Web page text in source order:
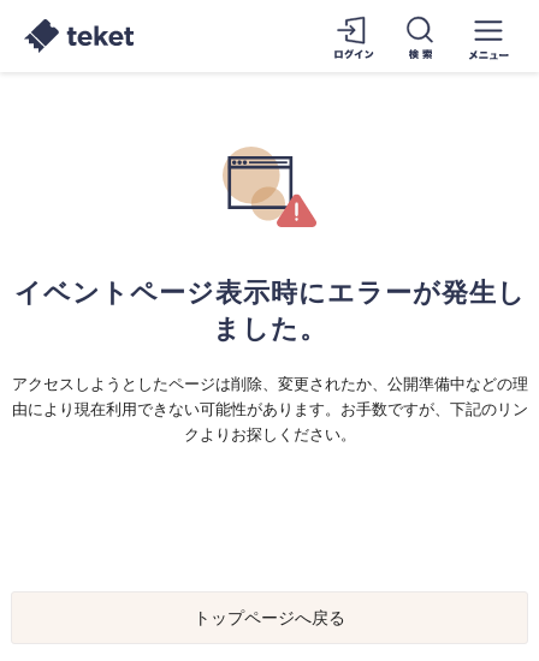
イベントページ表示時にエラーが発生し
ました。
アクセスしようとしたページは削除、変更されたか、公開準備中などの理
由により現在利用できない可能性があります。お手数ですが、下記のリン
クよりお探しください。
トップページへ戻る